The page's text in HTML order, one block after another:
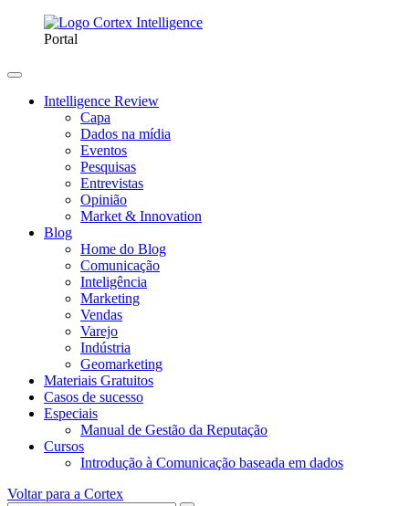
Portal
Intelligence Review
Capa
Dados na mídia
Eventos
Pesquisas
Entrevistas
Opinião
Market & Innovation
Blog
Home do Blog
Comunicação
Inteligência
Marketing
Vendas
Varejo
Indústria
Geomarketing
Materiais Gratuitos
Casos de sucesso
Especiais
Manual de Gestão da Reputação
Cursos
Introdução à Comunicação baseada em dados
Voltar para a Cortex